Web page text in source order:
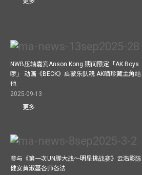
NWB压轴嘉宾Anson Kong 期间限定「AK Boys
啰」 动画《BECK》启蒙乐队魂 AK晒珍藏主角结
他
2025-09-13
更多
参与《第一次UN脚大战～明星挑战赛》云浩影陈
健安黄淑蔓各师各法